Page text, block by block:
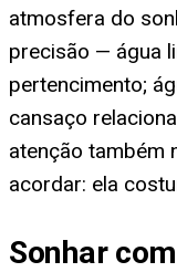
atmosfera do
precisão — água
pertencimento;
cansaço
atenção também
acordar: ela
Sonhar